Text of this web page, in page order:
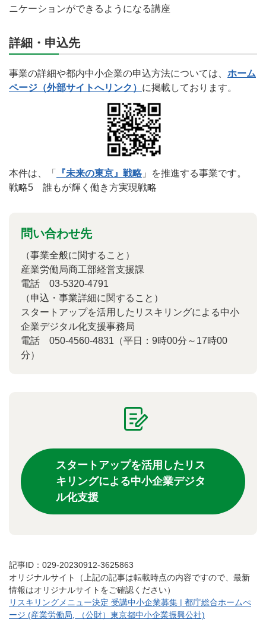
ニケーションができるようになる講座
詳細・申込先
事業の詳細や都内中小企業の申込方法については、 ホーム
ページ（外部サイトへリンク） に掲載しております。
本件は、「 『未来の東京』戦略」を推進する事業です。
戦略5 誰もが輝く働き方実現戦略
問い合わせ先
（事業全般に関すること）
産業労働局商工部経営支援課
電話 03-5320-4791
（申込・事業詳細に関すること）
スタートアップを活用したリスキリングによる中小
企業デジタル化支援事務局
電話 050-4560-4831（平日：9時00分～17時00
分）
スタートアップを活用したリス
キリングによる中小企業デジタ
ル化支援
記事ID：029-20230912-3625863
オリジナルサイト（上記の記事は転載時点の内容ですので、最新
情報はオリジナルサイトをご確認ください）
リスキリングメニュー決定 受講中小企業募集 | 都庁総合ホームぺ
ージ (産業労働局, （公財）東京都中小企業振興公社)